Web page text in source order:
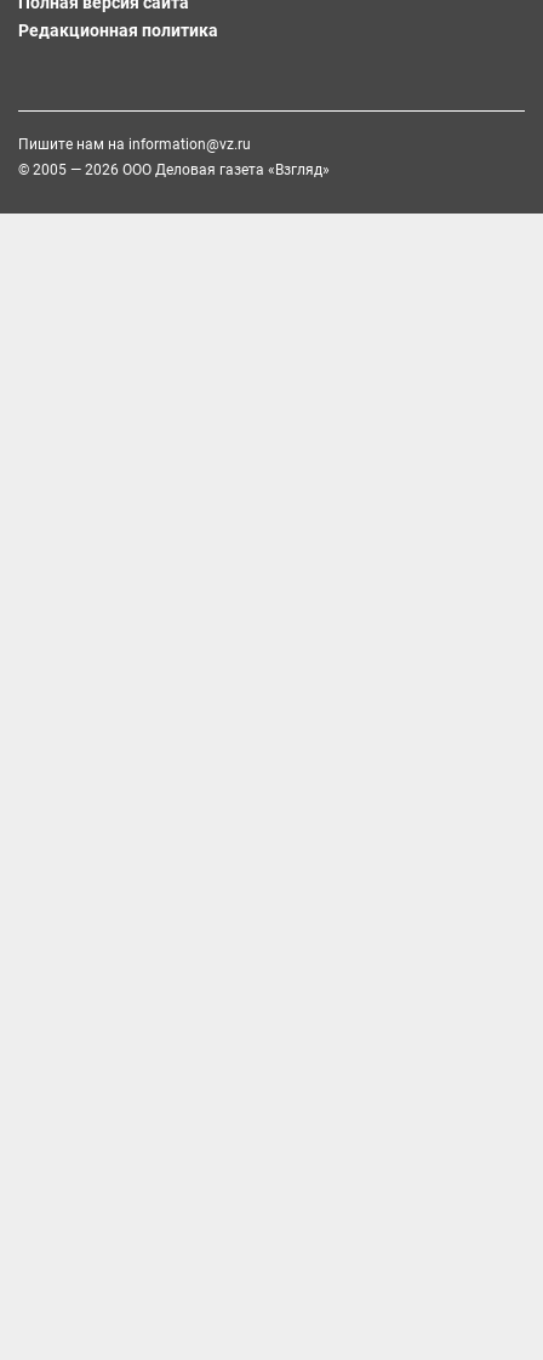
Редакционная политика
Пишите нам на information@vz.ru
© 2005 — 2026 ООО Деловая газета «Взгляд»